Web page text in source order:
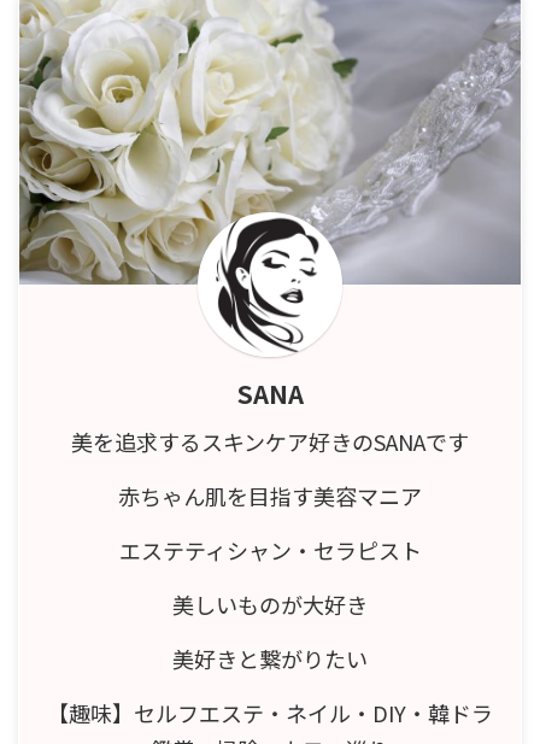
SANA
美を追求するスキンケア好きのSANAです
赤ちゃん肌を目指す美容マニア
エステティシャン・セラピスト
美しいものが大好き
美好きと繋がりたい
【趣味】セルフエステ・ネイル・DIY・韓ドラ